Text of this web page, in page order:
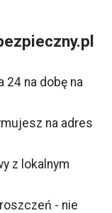
24 na dobę na
na adres
z lokalnym
- nie